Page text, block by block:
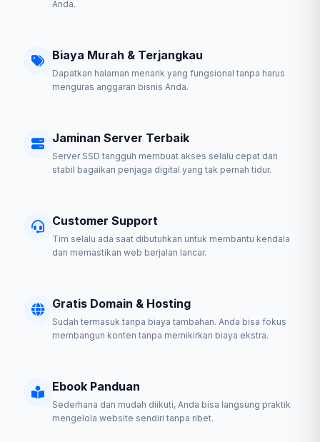
Anda.
Biaya Murah & Terjangkau
Dapatkan halaman menarik yang fungsional tanpa harus
menguras anggaran bisnis Anda.
Jaminan Server Terbaik
Server SSD tangguh membuat akses selalu cepat dan
stabil bagaikan penjaga digital yang tak pernah tidur.
Customer Support
Tim selalu ada saat dibutuhkan untuk membantu kendala
dan memastikan web berjalan lancar.
Gratis Domain & Hosting
Sudah termasuk tanpa biaya tambahan. Anda bisa fokus
membangun konten tanpa memikirkan biaya ekstra.
Ebook Panduan
Sederhana dan mudah diikuti, Anda bisa langsung praktik
mengelola website sendiri tanpa ribet.